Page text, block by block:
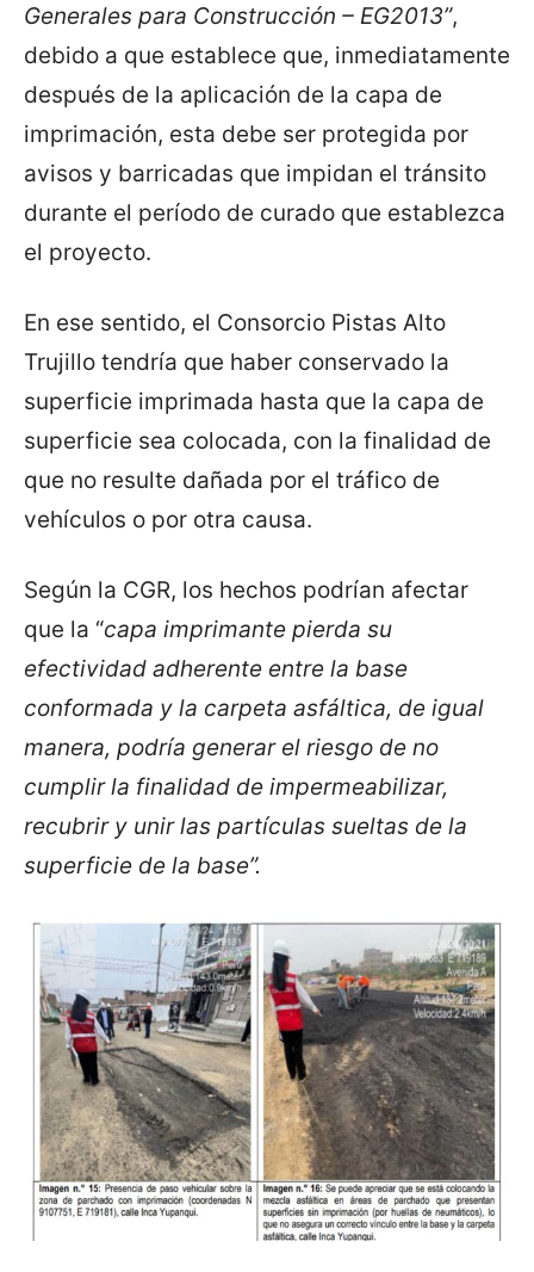
Generales para Construcción – EG2013”,
debido a que establece que, inmediatamente
después de la aplicación de la capa de
imprimación, esta debe ser protegida por
avisos y barricadas que impidan el tránsito
durante el período de curado que establezca
el proyecto.
En ese sentido, el Consorcio Pistas Alto
Trujillo tendría que haber conservado la
superficie imprimada hasta que la capa de
superficie sea colocada, con la finalidad de
que no resulte dañada por el tráfico de
vehículos o por otra causa.
Según la CGR, los hechos podrían afectar
que la “capa imprimante pierda su
efectividad adherente entre la base
conformada y la carpeta asfáltica, de igual
manera, podría generar el riesgo de no
cumplir la finalidad de impermeabilizar,
recubrir y unir las partículas sueltas de la
superficie de la base”.